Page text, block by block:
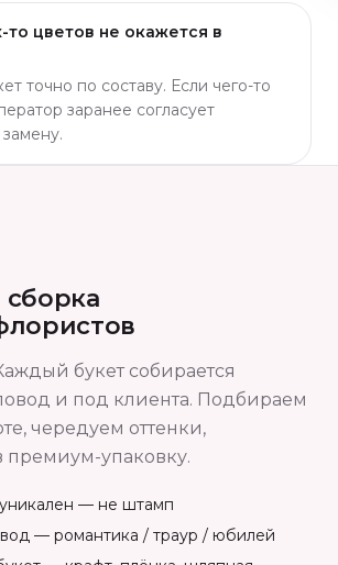
то цветов не окажется в
точно по составу. Если чего-то
заранее согласует
сборка
букет собирается
и под клиента. Подбираем
чередуем оттенки,
премиум-упаковку.
— не штамп
— романтика / траур / юбилей